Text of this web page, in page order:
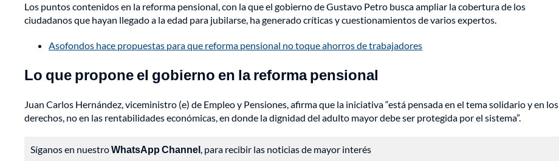
Los puntos contenidos en la reforma pensional, con la que el gobierno de Gustavo Petro busca ampliar la cobertura de los
ciudadanos que hayan llegado a la edad para jubilarse, ha generado críticas y cuestionamientos de varios expertos.
Asofondos hace propuestas para que reforma pensional no toque ahorros de trabajadores
Lo que propone el gobierno en la reforma pensional
Juan Carlos Hernández, viceministro (e) de Empleo y Pensiones, afirma que la iniciativa “está pensada en el tema solidario y en los
derechos, no en las rentabilidades económicas, en donde la dignidad del adulto mayor debe ser protegida por el sistema”.
Síganos en nuestroWhatsApp Channel, para recibir las noticias de mayor interés